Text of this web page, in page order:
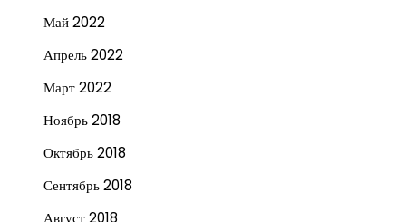
Май 2022
Апрель 2022
Март 2022
Ноябрь 2018
Октябрь 2018
Сентябрь 2018
Август 2018